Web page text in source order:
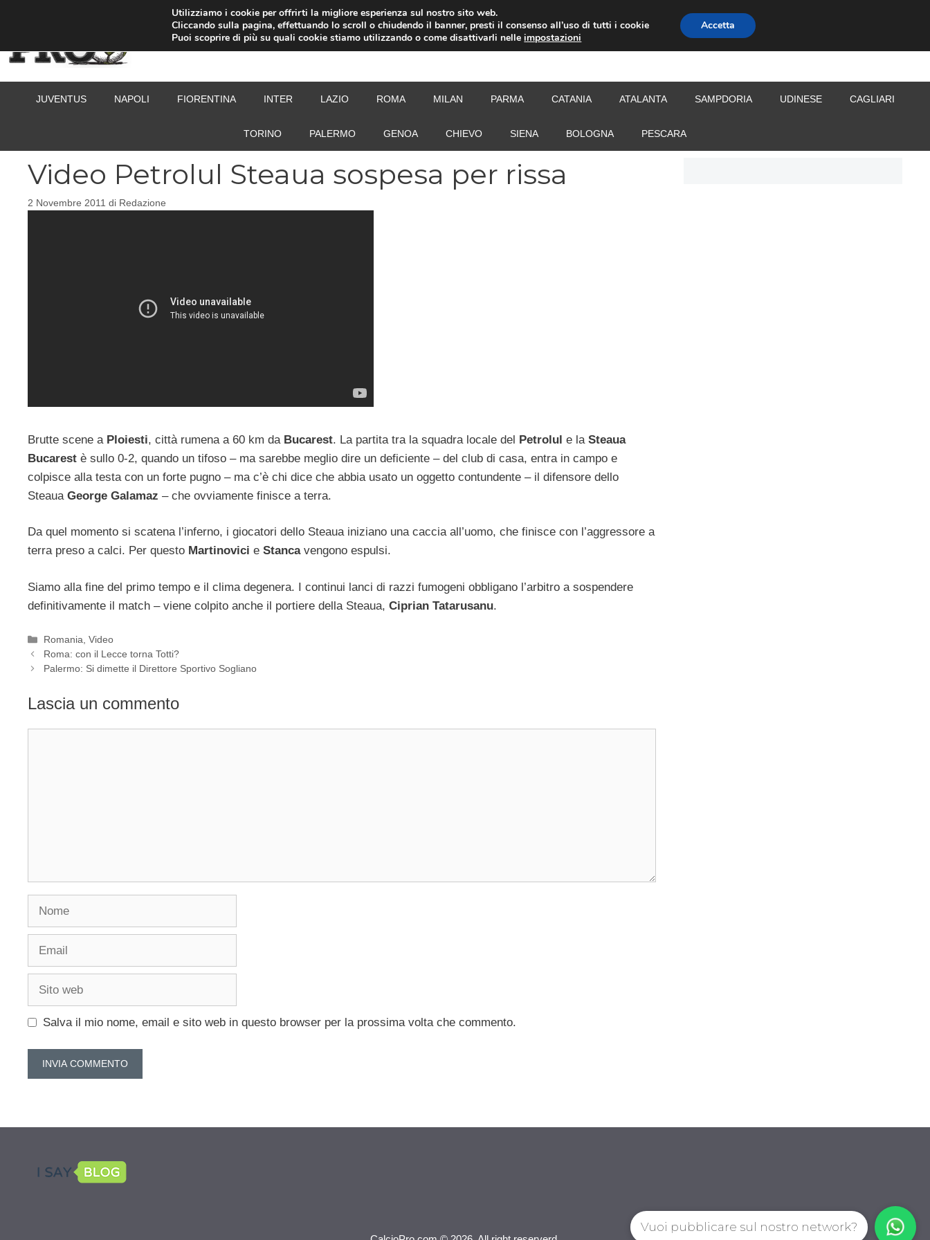
CALCIOMERCATO
JUVENTUS NAPOLI FIORENTINA INTER LAZIO ROMA MILAN PARMA CATANIA ATALANTA SAMPDORIA UDINESE CAGLIARI
TORINO PALERMO GENOA CHIEVO SIENA BOLOGNA PESCARA
Video Petrolul Steaua sospesa per rissa
2 Novembre 2011 di Redazione
Brutte scene a Ploiesti, città rumena a 60 km da Bucarest. La partita tra la squadra locale del Petrolul e la Steaua
Bucarest è sullo 0-2, quando un tifoso – ma sarebbe meglio dire un deficiente – del club di casa, entra in campo e
colpisce alla testa con un forte pugno – ma c’è chi dice che abbia usato un oggetto contundente – il difensore dello
Steaua George Galamaz – che ovviamente finisce a terra.
Da quel momento si scatena l’inferno, i giocatori dello Steaua iniziano una caccia all’uomo, che finisce con l’aggressore a
terra preso a calci. Per questo Martinovici e Stancavengono espulsi.
Siamo alla fine del primo tempo e il clima degenera. I continui lanci di razzi fumogeni obbligano l’arbitro a sospendere
definitivamente il match – viene colpito anche il portiere della Steaua, Ciprian Tatarusanu.
Categorie
Romania,Video
Roma: con il Lecce torna Totti?
Palermo: Si dimette il Direttore Sportivo Sogliano
Lascia un commento
Salva il mio nome, email e sito web in questo browser per la prossima volta che commento.
Utilizziamo i cookie per offrirti la migliore esperienza sul nostro sito web.
Cliccando sulla pagina, effettuando lo scroll o chiudendo il banner, presti il consenso all’uso di tutti i cookie
Puoi scoprire di più su quali cookie stiamo utilizzando o come disattivarli nelleimpostazioni
Accetta
Vuoi pubblicare sul nostro network?